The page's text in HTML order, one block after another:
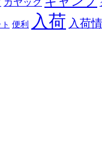
カヤック
便利 入荷 入荷